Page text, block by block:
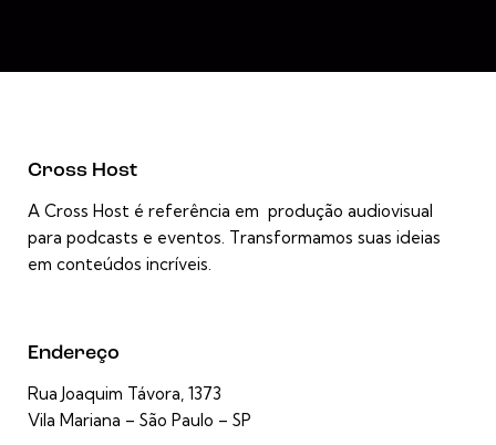
Cross Host
A Cross Host é referência em produção audiovisual
para podcasts e eventos. Transformamos suas ideias
em conteúdos incríveis.
Endereço
Rua Joaquim Távora, 1373
Vila Mariana – São Paulo – SP